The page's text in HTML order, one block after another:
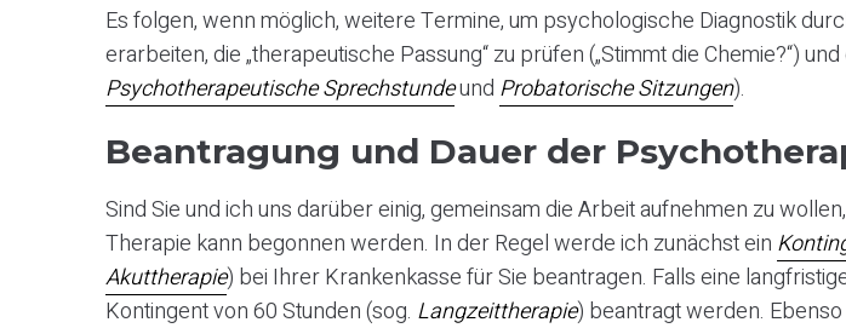
Es folgen, wenn möglich, weitere Termine, um psychologische Diagnostik
erarbeiten, die „therapeutische Passung“ zu prüfen („Stimmt die Chemie?“)
Psychotherapeutische Sprechstundeund Probatorische Sitzungen).
Beantragung und Dauer der
Sind Sie und ich uns darüber einig, gemeinsam die Arbeit aufnehmen zu
Therapie kann begonnen werden. In der Regel werde ich zunächst ein
Akuttherapie) bei Ihrer Krankenkasse für Sie beantragen. Falls eine
Kontingent von 60 Stunden (sog. Langzeittherapie) beantragt werden.